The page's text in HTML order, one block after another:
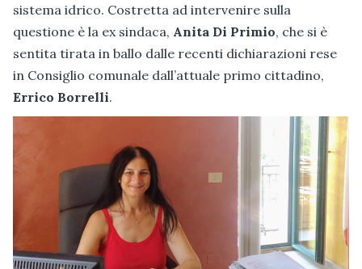
sistema idrico. Costretta ad intervenire sulla
questione è la ex sindaca, Anita Di Primio, che si è
sentita tirata in ballo dalle recenti dichiarazioni rese
in Consiglio comunale dall’attuale primo cittadino,
Errico Borrelli.